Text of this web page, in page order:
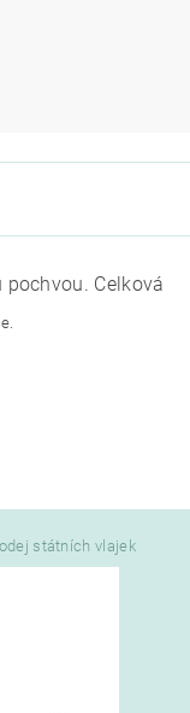
Celková
státních vlajek